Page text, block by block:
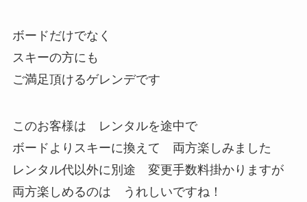
ボードだけでなく
スキーの方にも
ご満足頂けるゲレンデです
このお客様は レンタルを途中で
ボードよりスキーに換えて 両方楽しみました
レンタル代以外に別途 変更手数料掛かりますが
両方楽しめるのは うれしいですね！